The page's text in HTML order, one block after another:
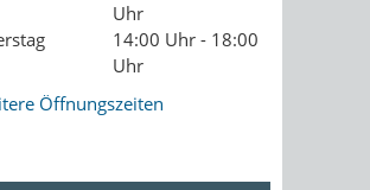
Uhr
14:00 Uhr - 18:00
Uhr
Öffnungszeiten